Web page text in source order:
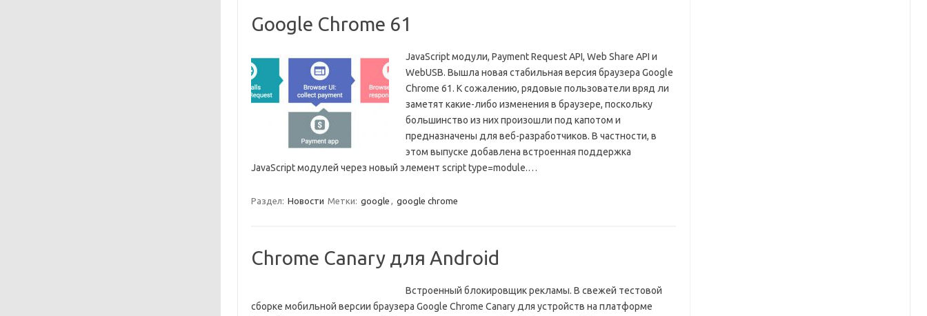
Google Chrome 61
JavaScript модули, Payment Request API, Web Share API и
WebUSB. Вышла новая стабильная версия браузера Google
Chrome 61. К сожалению, рядовые пользователи вряд ли
заметят какие-либо изменения в браузере, поскольку
большинство из них произошли под капотом и
предназначены для веб-разработчиков. В частности, в
этом выпуске добавлена встроенная поддержка
JavaScript модулей через новый элемент script type=module.…
Раздел: Новости Метки: google , google chrome
Chrome Canary для Android
Встроенный блокировщик рекламы. В свежей тестовой
сборке мобильной версии браузера Google Chrome Canary для устройств на платформе